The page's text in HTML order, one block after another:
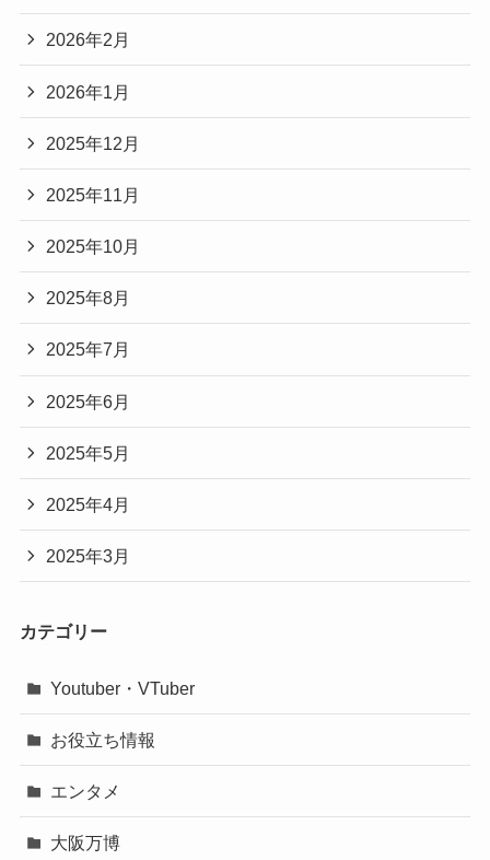
2026年2月
2026年1月
2025年12月
2025年11月
2025年10月
2025年8月
2025年7月
2025年6月
2025年5月
2025年4月
2025年3月
カテゴリー
Youtuber・VTuber
お役立ち情報
エンタメ
大阪万博